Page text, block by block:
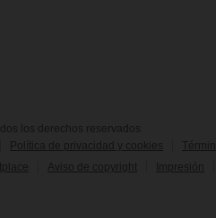
los derechos reservados
Política de privacidad y cookies
Aviso de copyright Impresión